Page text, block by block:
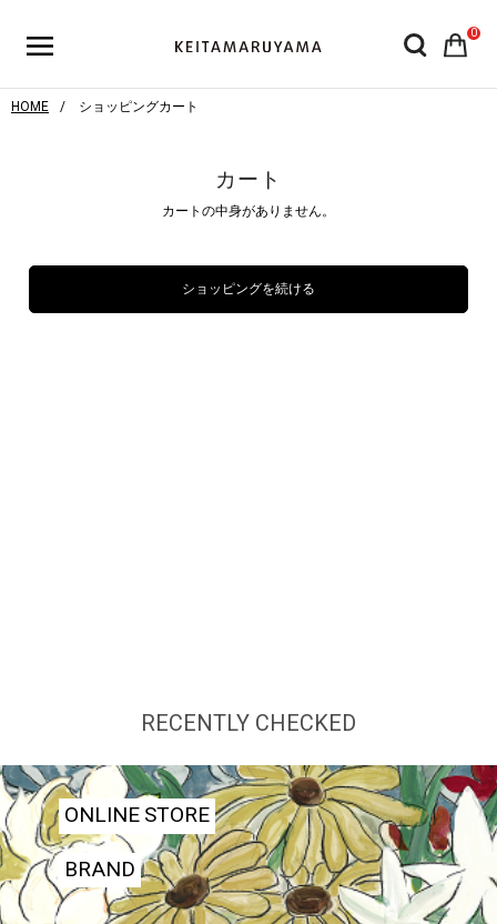
0
HOME ショッピングカート
カート
カートの中身がありません。
ショッピングを続ける
RECENTLY CHECKED
ONLINE STORE
BRAND